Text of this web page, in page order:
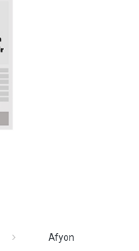
Afyon